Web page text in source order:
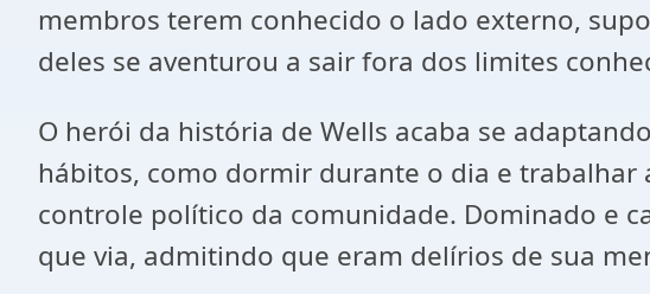
membros terem conhecido o lado externo,
deles se aventurou a sair fora dos limites
O herói da história de Wells acaba se
hábitos, como dormir durante o dia e
controle político da comunidade. Dominado e
que via, admitindo que eram delírios de sua